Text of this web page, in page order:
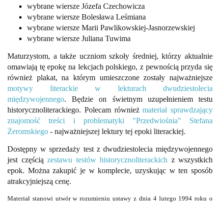
wybrane wiersze Józefa Czechowicza
wybrane wiersze Bolesława Leśmiana
wybrane wiersze Marii Pawlikowskiej-Jasnorzewskiej
wybrane wiersze Juliana Tuwima
Maturzystom, a także uczniom szkoły średniej, którzy aktualnie
omawiają tę epokę na lekcjach polskiego, z pewnością przyda się
również plakat, na którym umieszczone zostały najważniejsze
motywy literackie w lekturach dwudziestolecia
międzywojennego. Będzie on świetnym uzupełnieniem testu
historycznoliterackiego. Polecam równieżmateriał sprawdzający
znajomość treści i problematyki "Przedwiośnia" Stefana
Żeromskiego - najważniejszej lektury tej epoki literackiej.
Dostępny w sprzedaży test z dwudziestolecia międzywojennego
jest częścią zestawu testów historycznoliterackich z wszystkich
epok. Można zakupić je w komplecie, uzyskując w ten sposób
atrakcyjniejszą cenę.
Materiał stanowi utwór w rozumieniu ustawy z dnia 4 lutego 1994 roku o